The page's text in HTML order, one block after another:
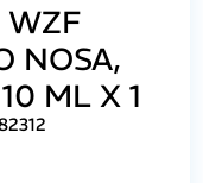
WZF
NOSA,
ML X 1